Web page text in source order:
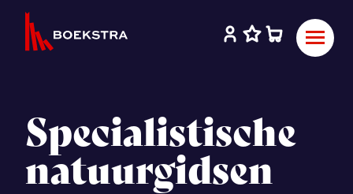
Specialistische
natuurgidsen